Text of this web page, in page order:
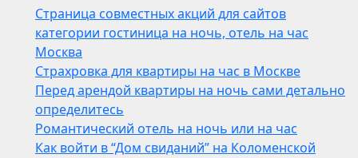
Страница совместных акций для сайтов
категории гостиница на ночь, отель на час
Москва
Страхровка для квартиры на час в Москве
Перед арендой квартиры на ночь сами детально
определитесь
Романтический отель на ночь или на час
Как войти в “Дом свиданий” на Коломенской